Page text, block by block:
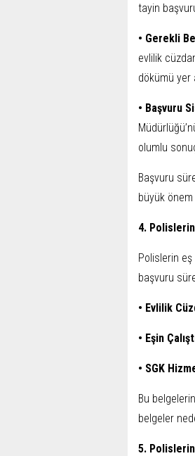
tayin
• Gerekli
evlilik
dökümü yer
• Başvuru
olumlu
Başvuru
büyük
4.
Polislerin
başvuru
• Evlilik
• Eşin
• SGK
Bu
belgeler
5.